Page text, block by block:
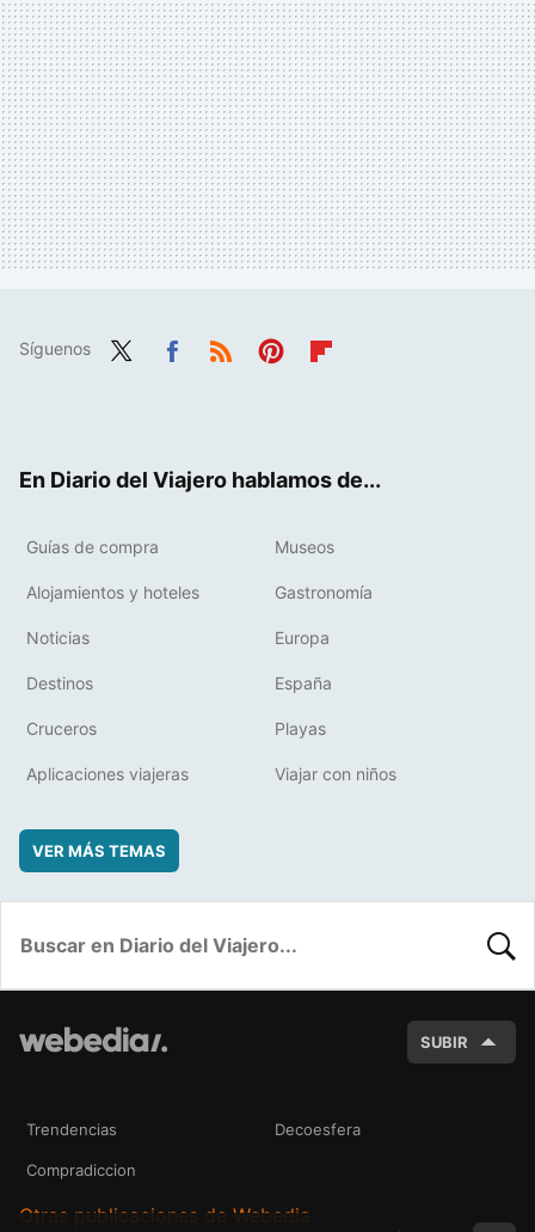
Síguenos
En Diario del Viajero hablamos de...
Guías de compra Museos
Alojamientos y hoteles Gastronomía
Noticias Europa
Destinos España
Cruceros Playas
Aplicaciones viajeras Viajar con niños
VER MÁS TEMAS
SUBIR
Trendencias Decoesfera
Compradiccion
Otras publicaciones de Webedia